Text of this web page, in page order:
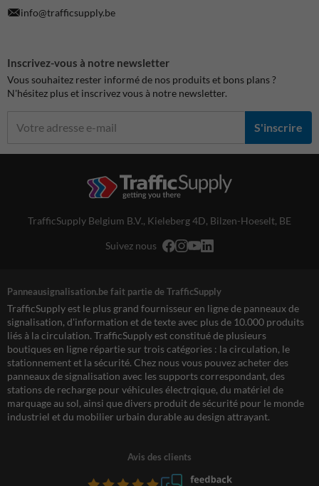
info@trafficsupply.be
Inscrivez-vous à notre newsletter
Vous souhaitez rester informé de nos produits et bons plans ?
N'hésitez plus et inscrivez vous à notre newsletter.
S'inscrire
TrafficSupply Belgium B.V., Kieleberg 4D, Bilzen-Hoeselt, BE
Suivez nous
Panneausignalisation.be fait partie de TrafficSupply
TrafficSupply est le plus grand fournisseur en ligne de panneaux de
signalisation, d'information et de texte avec plus de 10.000 produits
liés à la circulation. TrafficSupply est constitué de plusieurs
boutiques en ligne répartie sur trois catégories : la circulation, le
stationnement et la sécurité. Chez nous vous pouvez acheter des
panneaux de signalisation avec les supports correspondant, des
stations de recharge pour véhicules électrqique, du matériel de
marquage au sol, ainsi que divers produit de sécurité pour le monde
industriel et du mobilier urbain durable au design attrayant.
Avis des clients